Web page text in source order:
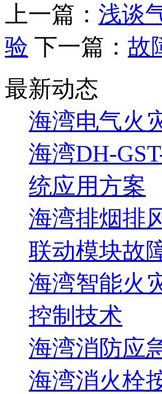
上一篇： 浅谈
验 下一篇： 故
最新动态
海湾电气火
海湾DH-
统应用方案
海湾排烟排
联动模块故
海湾智能火
控制技术
海湾消防应
海湾消火栓